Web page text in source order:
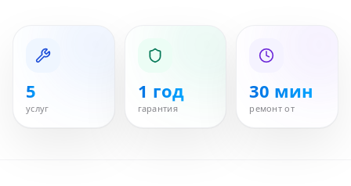
5
услуг
1 год
гарантия
30 мин
ремонт от